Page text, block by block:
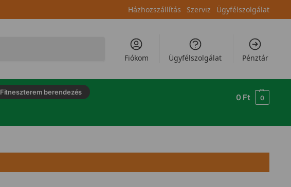
Házhozszállítás Szerviz Ügyfélszolgálat
Fiókom Ügyfélszolgálat Pénztár
Fitneszterem berendezés
0 Ft 0